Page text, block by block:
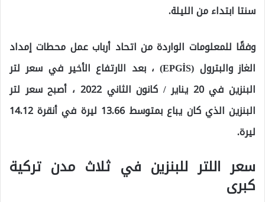
سنتا ابتداء من الليلة.
وفقًا للمعلومات الواردة من اتحاد أرباب عمل محطات إمداد
الغاز والبترول (EPGİS) ، بعد الارتفاع الأخير في سعر لتر
البنزين في 20 يناير / كانون الثاني 2022 ، أصبح سعر لتر
البنزين الذي كان يباع بمتوسط ​​13.66 ليرة في أنقرة 14.12
ليرة.
سعر اللتر للبنزين في ثلاث مدن تركية
كبرى